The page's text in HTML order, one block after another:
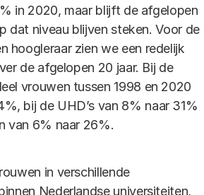
in 2020, maar blijft de afgelopen
dat niveau blijven steken. Voor de
hoogleraar zien we een redelijk
de afgelopen 20 jaar. Bij de
vrouwen tussen 1998 en 2020
bij de UHD’s van 8% naar 31%
van 6% naar 26%.
in verschillende
Nederlandse universiteiten,